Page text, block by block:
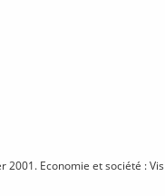
2001. Economie et société :